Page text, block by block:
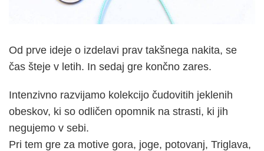
Od prve ideje o izdelavi prav takšnega nakita, se
čas šteje v letih. In sedaj gre končno zares.
Intenzivno razvijamo kolekcijo čudovitih jeklenih
obeskov, ki so odličen opomnik na strasti, ki jih
negujemo v sebi.
Pri tem gre za motive gora, joge, potovanj, Triglava,